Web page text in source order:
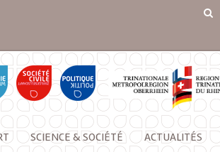
SCIENCE & SOCIÉTÉ ACTUALITÉS